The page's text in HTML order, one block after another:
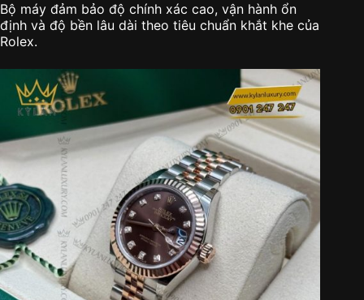
Bộ máy đảm bảo độ chính xác cao, vận hành ổn
định và độ bền lâu dài theo tiêu chuẩn khắt khe của
Rolex.